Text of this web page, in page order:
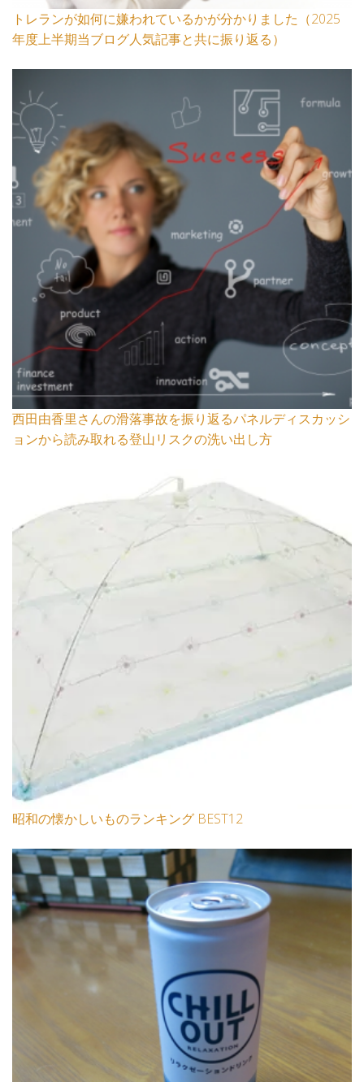
トレランが如何に嫌われているかが分かりました（2025
年度上半期当ブログ人気記事と共に振り返る）
西田由香里さんの滑落事故を振り返るパネルディスカッシ
ョンから読み取れる登山リスクの洗い出し方
昭和の懐かしいものランキング BEST12